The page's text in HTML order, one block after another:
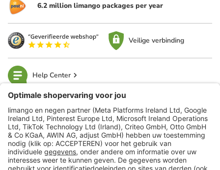
6.2 million limango packages per year
Veilige verbinding
Help Center
limango
Veilig winkelen
Klantenservice